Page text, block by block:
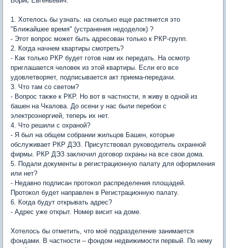
1. Хотелось бы узнать: на сколько еще растянется это
"Ближайшее время" (устранения недоделок) ?
- Этот вопрос может быть адресован только к РКР-групп.
2. Когда начнем квартиры смотреть?
- Как только РКР будет готов нам их передать. На осмотр
приглашается человек из этой квартиры. Если его все
удовлетворяет, подписывается акт приема-передачи.
3. Что там со светом?
- Вопрос также к РКР. Но вот в частности, я живу в одной из
башен на Чкалова. До осени у нас были перебои с
электроэнергией, теперь их нет.
4. Что решили с охраной?
- Я был на общем собрании жильцов Башен, которые
обслуживает РКР ДЭЗ. Присутствовал руководитель охранной
фирмы. РКР ДЭЗ заключил договор охраны на все свои дома.
5. Подали документы в регистрационную палату для оформления
или нет?
- Недавно подписан протокол распределения площадей.
Протокол будет направлен в Регистрационную палату.
6. Когда будут открывать адрес?
- Адрес уже открыт. Номер висит на доме.
Хотелось бы отметить, что моё подразделение занимается
фондами. В частности – фондом недвижимости первый. По нему